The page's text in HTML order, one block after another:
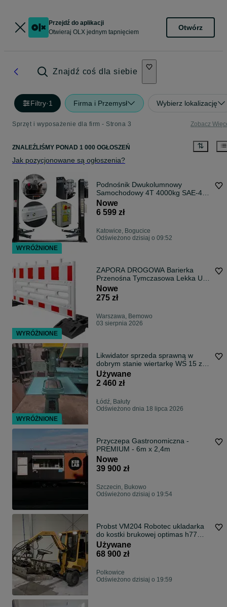
Przejdź do aplikacji
Otwieraj OLX jednym tapnięciem
Otwórz
Znajdź coś dla siebie
Filtry·1 Firma i Przemysł Wybierz lokalizację
Sprzęt i wyposażenie dla firm - Strona 3 Zobacz
ZNALEŹLIŚMY PONAD 1 000 OGŁOSZEŃ
Jak pozycjonowane są ogłoszenia?
Podnośnik Dwukolumnowy
Samochodowy 4T 4000kg SAE-40
BLACK Automat | Długie Łapy
150cm | UDT | Raty | Dostawa Cała
PL
Nowe
6 599 zł
Katowice, Bogucice
Odświeżono dzisiaj o 09:52
ZAPORA DROGOWA Barierka
Przenośna Tymczasowa Lekka U20
2100x1117
Nowe
275 zł
Warszawa, Bemowo
03 sierpnia 2026
Likwidator sprzeda sprawną w
dobrym stanie wiertarkę WS 15 z
solidną stalowa podstawą
(stolikiem)
Używane
2 460 zł
Łódź, Bałuty
Odświeżono dnia 18 lipca 2026
Przyczepa Gastronomiczna -
PREMIUM - 6m x 2,4m
Nowe
39 900 zł
Szczecin, Bukowo
Odświeżono dzisiaj o 19:54
Probst VM204 Robotec ukladarka
do kostki brukowej optimas h77
h88
Używane
68 900 zł
Polkowice
Odświeżono dzisiaj o 19:59
WYRÓŻNIONE
WYRÓŻNIONE
WYRÓŻNIONE